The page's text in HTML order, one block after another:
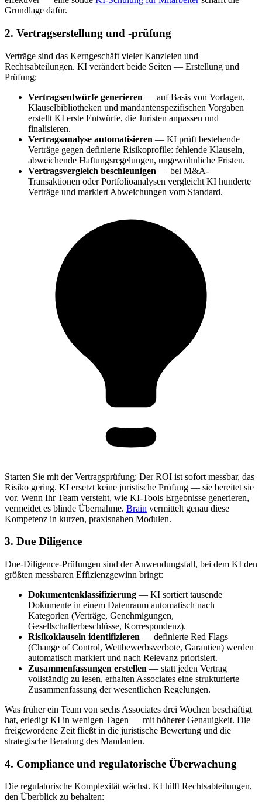
Grundlage dafür.
2. Vertragserstellung und -prüfung
Verträge sind das Kerngeschäft vieler Kanzleien und
Rechtsabteilungen. KI verändert beide Seiten — Erstellung und
Prüfung:
Vertragsentwürfe generieren — auf Basis von Vorlagen,
Klauselbibliotheken und mandantenspezifischen Vorgaben
erstellt KI erste Entwürfe, die Juristen anpassen und
finalisieren.
Vertragsanalyse automatisieren — KI prüft bestehende
Verträge gegen definierte Risikoprofile: fehlende Klauseln,
abweichende Haftungsregelungen, ungewöhnliche Fristen.
Vertragsvergleich beschleunigen — bei M&A-
Transaktionen oder Portfolioanalysen vergleicht KI hunderte
Verträge und markiert Abweichungen vom Standard.
Starten Sie mit der Vertragsprüfung: Der ROI ist sofort messbar, das
Risiko gering. KI ersetzt keine juristische Prüfung — sie bereitet sie
vor. Wenn Ihr Team versteht, wie KI-Tools Ergebnisse generieren,
vermeidet es blinde Übernahme. Brain vermittelt genau diese
Kompetenz in kurzen, praxisnahen Modulen.
3. Due Diligence
Due-Diligence-Prüfungen sind der Anwendungsfall, bei dem KI den
größten messbaren Effizienzgewinn bringt:
Dokumentenklassifizierung — KI sortiert tausende
Dokumente in einem Datenraum automatisch nach
Kategorien (Verträge, Genehmigungen,
Gesellschafterbeschlüsse, Korrespondenz).
Risikoklauseln identifizieren — definierte Red Flags
(Change of Control, Wettbewerbsverbote, Garantien) werden
automatisch markiert und nach Relevanz priorisiert.
Zusammenfassungen erstellen — statt jeden Vertrag
vollständig zu lesen, erhalten Associates eine strukturierte
Zusammenfassung der wesentlichen Regelungen.
Was früher ein Team von sechs Associates drei Wochen beschäftigt
hat, erledigt KI in wenigen Tagen — mit höherer Genauigkeit. Die
freigewordene Zeit fließt in die juristische Bewertung und die
strategische Beratung des Mandanten.
4. Compliance und regulatorische Überwachung
Die regulatorische Komplexität wächst. KI hilft Rechtsabteilungen,
den Überblick zu behalten: